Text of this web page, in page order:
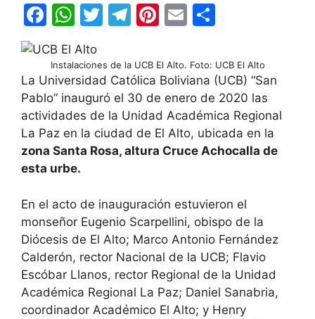
F
a
c
e
b
o
o
k
W
h
at
s
A
p
p
T
itt
er
T
e
gr
a
m
Pi
er
e
st
E
ai
l
m
p
ar
tir
Instalaciones de la UCB El Alto. Foto: UCB El Alto
La Universidad Católica Boliviana (UCB) “San
Pablo” inauguró el 30 de enero de 2020 las
actividades de la Unidad Académica Regional
La Paz en la ciudad de El Alto, ubicada en la
zona Santa Rosa, altura Cruce Achocalla de
esta urbe.
En el acto de inauguración estuvieron el
monseñor Eugenio Scarpellini, obispo de la
Diócesis de El Alto; Marco Antonio Fernández
Calderón, rector Nacional de la UCB; Flavio
Escóbar Llanos, rector Regional de la Unidad
Académica Regional La Paz; Daniel Sanabria,
coordinador Académico El Alto; y Henry